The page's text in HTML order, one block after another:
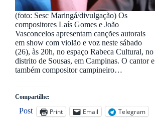
(foto: Sesc Maringá/divulgação) Os
compositores Laís Gomes e João
Vasconcelos apresentam canções autorais
em show com violão e voz neste sábado
(26), às 20h, no espaço Rabeca Cultural, no
distrito de Sousas, em Campinas. O cantor e
também compositor campineiro…
Compartilhe:
Post Print Email
Telegram